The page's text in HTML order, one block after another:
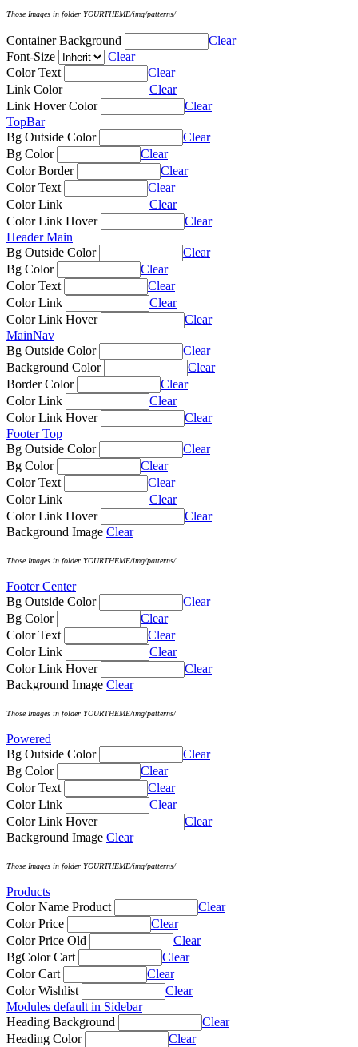
Those Images in folder YOURTHEME/img/patterns/
Container Background
Clear
Font-Size
Clear
Color Text
Clear
Link Color
Clear
Link Hover Color
Clear
TopBar
Bg Outside Color
Clear
Bg Color
Clear
Color Border
Clear
Color Text
Clear
Color Link
Clear
Color Link Hover
Clear
Header Main
Bg Outside Color
Clear
Bg Color
Clear
Color Text
Clear
Color Link
Clear
Color Link Hover
Clear
MainNav
Bg Outside Color
Clear
Background Color
Clear
Border Color
Clear
Color Link
Clear
Color Link Hover
Clear
Footer Top
Bg Outside Color
Clear
Bg Color
Clear
Color Text
Clear
Color Link
Clear
Color Link Hover
Clear
Background Image Clear
Those Images in folder YOURTHEME/img/patterns/
Footer Center
Bg Outside Color
Clear
Bg Color
Clear
Color Text
Clear
Color Link
Clear
Color Link Hover
Clear
Background Image Clear
Those Images in folder YOURTHEME/img/patterns/
Powered
Bg Outside Color
Clear
Bg Color
Clear
Color Text
Clear
Color Link
Clear
Color Link Hover
Clear
Background Image Clear
Those Images in folder YOURTHEME/img/patterns/
Products
Color Name Product
Clear
Color Price
Clear
Color Price Old
Clear
BgColor Cart
Clear
Color Cart
Clear
Color Wishlist
Clear
Modules default in Sidebar
Heading Background
Clear
Heading Color
Clear